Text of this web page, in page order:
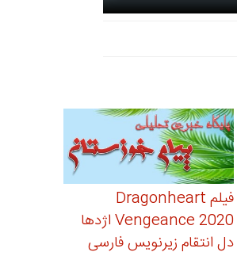
فیلم Dragonheart
Vengeance 2020 اژدها
دل انتقام زیرنویس فارسی